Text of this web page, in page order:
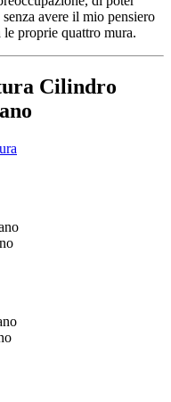
avere il mio pensiero
proprie quattro mura.
Cilindro